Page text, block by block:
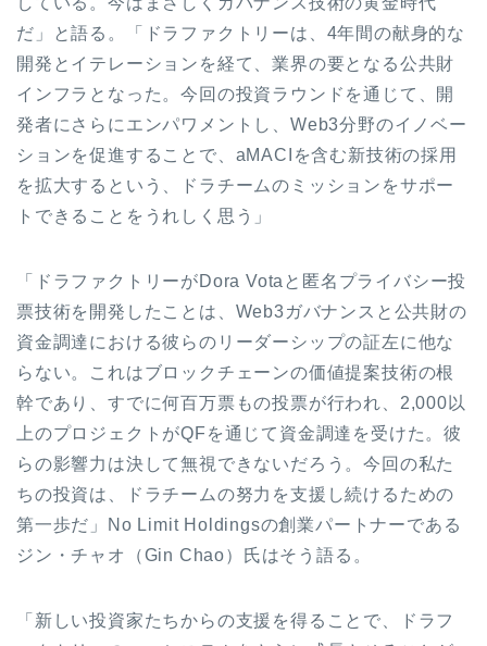
だ」と語る。「ドラファクトリーは、4年間の献身的な
開発とイテレーションを経て、業界の要となる公共財
インフラとなった。今回の投資ラウンドを通じて、開
発者にさらにエンパワメントし、Web3分野のイノベー
ションを促進することで、aMACIを含む新技術の採用
を拡大するという、ドラチームのミッションをサポー
トできることをうれしく思う」
「ドラファクトリーがDora Votaと匿名プライバシー投
票技術を開発したことは、Web3ガバナンスと公共財の
資金調達における彼らのリーダーシップの証左に他な
らない。これはブロックチェーンの価値提案技術の根
幹であり、すでに何百万票もの投票が行われ、2,000以
上のプロジェクトがQFを通じて資金調達を受けた。彼
らの影響力は決して無視できないだろう。今回の私た
ちの投資は、ドラチームの努力を支援し続けるための
第一歩だ」No Limit Holdingsの創業パートナーである
ジン・チャオ（Gin Chao）氏はそう語る。
「新しい投資家たちからの支援を得ることで、ドラフ